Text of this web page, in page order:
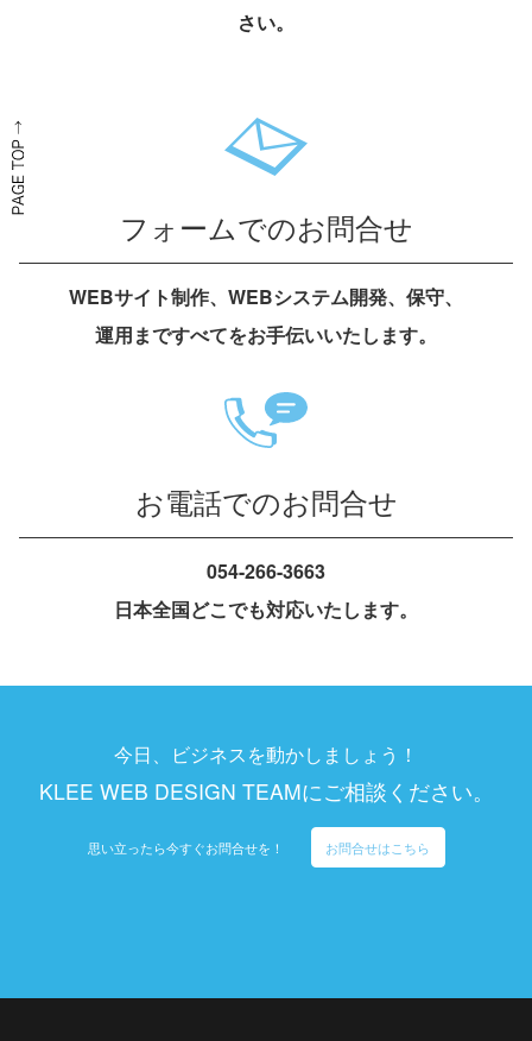
さい。
フォームでのお問合せ
WEBサイト制作、WEBシステム開発、保守、
運用まですべてをお手伝いいたします。
お電話でのお問合せ
054-266-3663
日本全国どこでも対応いたします。
今日、ビジネスを動かしましょう！
KLEE WEB DESIGN TEAMにご相談ください。
思い立ったら今すぐお問合せを！ お問合せはこちら